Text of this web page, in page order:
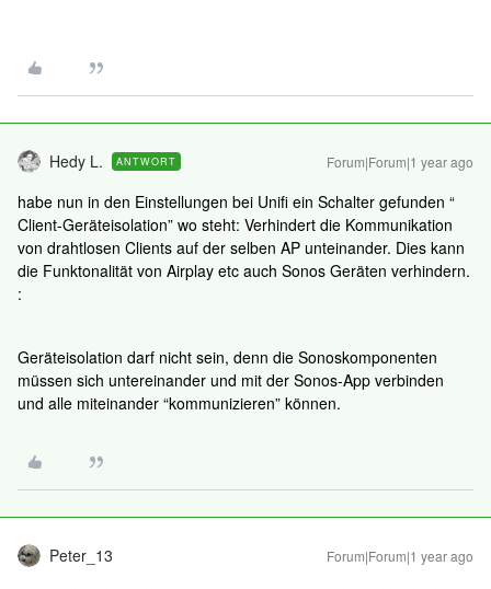
Hedy L. ANTWORT Forum|Forum|1 year ago
habe nun in den Einstellungen bei Unifi ein Schalter gefunden “
Client-Geräteisolation” wo steht: Verhindert die Kommunikation
von drahtlosen Clients auf der selben AP unteinander. Dies kann
die Funktonalität von Airplay etc auch Sonos Geräten verhindern.
:
Geräteisolation darf nicht sein, denn die Sonoskomponenten
müssen sich untereinander und mit der Sonos-App verbinden
und alle miteinander “kommunizieren” können.
Peter_13 Forum|Forum|1 year ago